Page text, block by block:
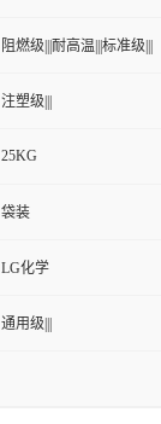
阻燃级|||耐高温|||标准级|||
注塑级|||
25KG
袋装
LG化学
通用级|||